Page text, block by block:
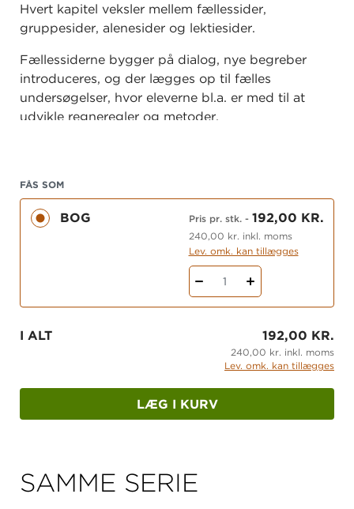
Hvert kapitel veksler mellem fællessider,
gruppesider, alenesider og lektiesider.
Fællessiderne bygger på dialog, nye begreber
introduceres, og der lægges op til fælles
undersøgelser, hvor eleverne bl.a. er med til at
udvikle regneregler og metoder.
sammenhænge, bl.a. gennem spil og anvendelse
af begreberne i dagligdags situationer.
Lektiesiderne indeholder blandede opgaver og
giver eleverne mulighed for at øve og
vedligeholde de faglige begreber på forskellige
arbejdsbog, grøn arbejdsbog og Lærerens
FÅS SOM
BOG Pris pr. stk.- 192,00 KR.
240,00 kr. inkl. moms
Lev. omk. kan tillægges
1
I ALT 192,00 KR.
240,00 kr. inkl. moms
Lev. omk. kan tillægges
LÆG I KURV
SAMME SERIE